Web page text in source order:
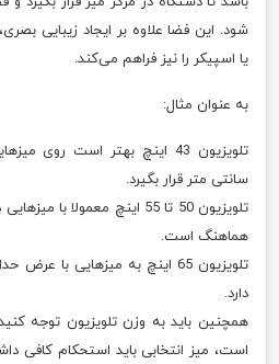
شود. این فضا علاوه بر ایجاد زیبایی
یا اسپیکر را نیز فراهم می‌کند.
به عنوان مثال:
سانتی متر قرار بگیرد.
هماهنگ است.
دارد.
همچنین باید به وزن تلویزیون توجه
است، میز انتخابی باید استحکام کافی